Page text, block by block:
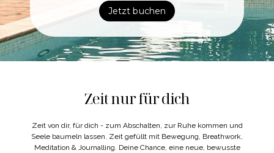
Jetzt buchen
Zeit nur für dich
Zeit von dir, für dich - zum Abschalten, zur Ruhe kommen und
Seele baumeln lassen. Zeit gefüllt mit Bewegung, Breathwork,
Meditation & Journalling. Deine Chance, eine neue, bewusste